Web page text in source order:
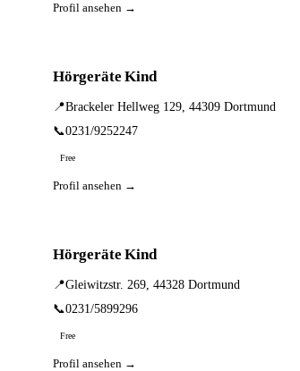
Profil ansehen →
Hörgeräte Kind
📍Brackeler Hellweg 129, 44309 Dortmund
📞0231/9252247
Free
Profil ansehen →
Hörgeräte Kind
📍Gleiwitzstr. 269, 44328 Dortmund
📞0231/5899296
Free
Profil ansehen →